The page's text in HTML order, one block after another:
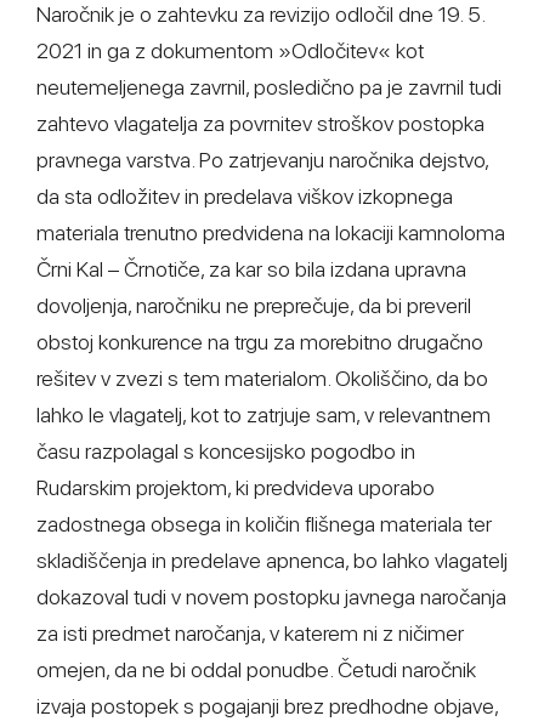
Naročnik je o zahtevku za revizijo odločil dne 19. 5.
2021 in ga z dokumentom »Odločitev« kot
neutemeljenega zavrnil, posledično pa je zavrnil tudi
zahtevo vlagatelja za povrnitev stroškov postopka
pravnega varstva. Po zatrjevanju naročnika dejstvo,
da sta odložitev in predelava viškov izkopnega
materiala trenutno predvidena na lokaciji kamnoloma
Črni Kal – Črnotiče, za kar so bila izdana upravna
dovoljenja, naročniku ne preprečuje, da bi preveril
obstoj konkurence na trgu za morebitno drugačno
rešitev v zvezi s tem materialom. Okoliščino, da bo
lahko le vlagatelj, kot to zatrjuje sam, v relevantnem
času razpolagal s koncesijsko pogodbo in
Rudarskim projektom, ki predvideva uporabo
zadostnega obsega in količin flišnega materiala ter
skladiščenja in predelave apnenca, bo lahko vlagatelj
dokazoval tudi v novem postopku javnega naročanja
za isti predmet naročanja, v katerem ni z ničimer
omejen, da ne bi oddal ponudbe. Četudi naročnik
izvaja postopek s pogajanji brez predhodne objave,